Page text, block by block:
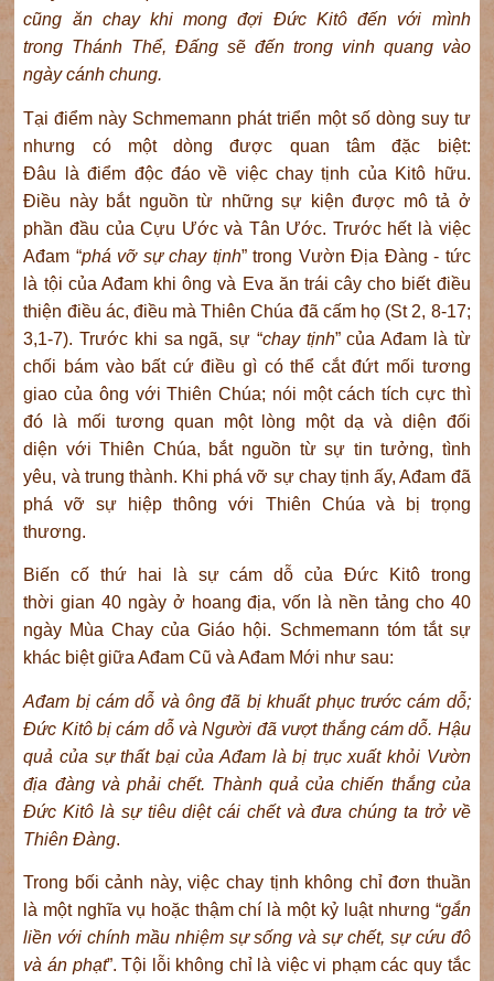
cũng ăn chay khimong đợi Đức Kitô đến với mình
trong Thánh Thể, Đấng sẽ đến trong vinh quang vào
ngày cánh chung.
Tại điểm này Schmemann phát triển một số dòng suy tư
nhưng có một dòng được quan tâm đặc biệt:
Đâu là điểm độc đáo về việc chay tịnh của Kitô hữu.
Điều này bắt nguồn từ những sự kiện được mô tả ở
phần đầu của Cựu Ước và Tân Ước. Trước hết là việc
Ađam “phá vỡ sựchaytịnh” trong Vườn Địa Đàng - tức
là tội của Ađam khi ông và Eva ăn trái cây cho biết điều
thiện điều ác, điều mà Thiên Chúa đã cấm họ (St 2, 8-17;
3,1-7). Trước khi sa ngã, sự “chaytịnh” của Ađam là từ
chối bám vào bất cứ điều gì có thể cắt đứt mối tương
giao của ông với Thiên Chúa; nói một cách tích cực thì
đó là mối tương quan một lòng một dạ và diện đối
diện với Thiên Chúa, bắt nguồn từ sự tin tưởng, tình
yêu, và trung thành. Khi phá vỡ sự chay tịnh ấy, Ađam đã
phá vỡ sự hiệp thông với Thiên Chúa và bị trọng
thương.
Biến cố thứ hai là sự cám dỗ của Đức Kitô trong
thời gian 40 ngày ở hoang địa, vốn là nền tảng cho 40
ngày Mùa Chay của Giáo hội. Schmemann tóm tắt sự
khác biệt giữa Ađam Cũ và Ađam Mới như sau:
Ađam bị cám dỗ và ông đã bị khuất phục trước cám dỗ;
Đức Kitô bị cám dỗ và Người đã vượt thắng cám dỗ. Hậu
quả của sự thất bại của Ađam là bị trục xuất khỏi Vườn
địa đàng và phải chết. Thành quả của chiến thắng của
Đức Kitô là sự tiêu diệt cái chết và đưa chúng ta trở về
Thiên Đàng.
Trong bối cảnh này, việc chay tịnh không chỉ đơn thuần
là một nghĩa vụ hoặc thậm chí là một kỷ luật nhưng “gắn
liền với chính mầu nhiệm sự sống và sự chết, sự cứu đô
và ánphạt”. Tội lỗi không chỉ là việc vi phạm các quy tắc